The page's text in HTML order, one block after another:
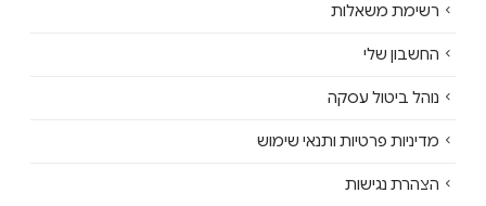
רשימת משאלות
החשבון שלי
נוהל ביטול עסקה
מדיניות פרטיות ותנאי שימוש
הצהרת נגישות